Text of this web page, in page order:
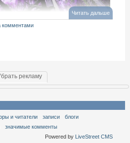
Читать дальше
комментами
рекламу
и читатели записи
блоги
значимые комменты
Powered by LiveStreet CMS